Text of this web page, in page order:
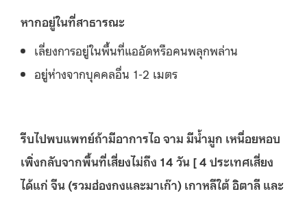
หากอยู่ในที่สาธารณะ
เลี่ยงการอยู่ในพื้นที่แออัดหรือคนพลุกพล่าน
อยู่ห่างจากบุคคลอื่น 1-2 เมตร
รีบไปพบแพทย์ถ้ามีอาการไอ จาม มีน้ำมูก เหนื่อยหอบ
เพิ่งกลับจากพื้นที่เสี่ยงไม่ถึง 14 วัน [ 4 ประเทศเสี่ยง
ได้แก่ จีน (รวมฮ่องกงและมาเก๊า) เกาหลีใต้ อิตาลี และ